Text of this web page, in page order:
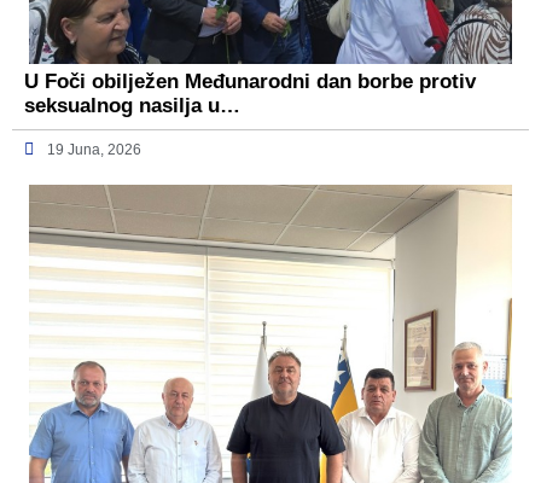
U Foči obilježen Međunarodni dan borbe protiv
seksualnog nasilja u…
19 Juna, 2026